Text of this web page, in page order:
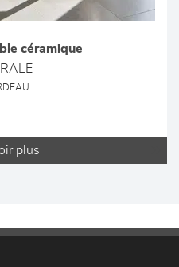
céramique
plus